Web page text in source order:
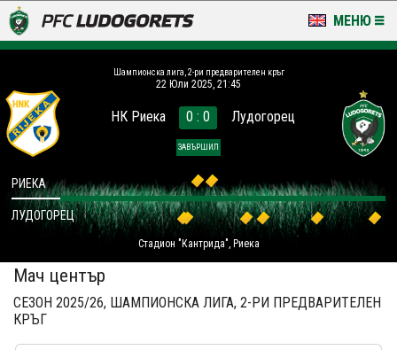
МЕНЮ
LUDOGORETS TV
НА ТЕРЕНА
СТАДИОН & БАЗИ
КЛУБ
ЗА ФЕНОВЕ
Шампионска лига, 2-ри предварителен кръг
22 Юли 2025, 21:45
НК Риека 0 : 0
ЗАВЪРШИЛ
Лудогорец
Стадион "Кантрида", Риека
РИЕКА
ЛУДОГОРЕЦ
Мач център
СЕЗОН 2025/26, ШАМПИОНСКА ЛИГА, 2-РИ ПРЕДВАРИТЕЛЕН
КРЪГ